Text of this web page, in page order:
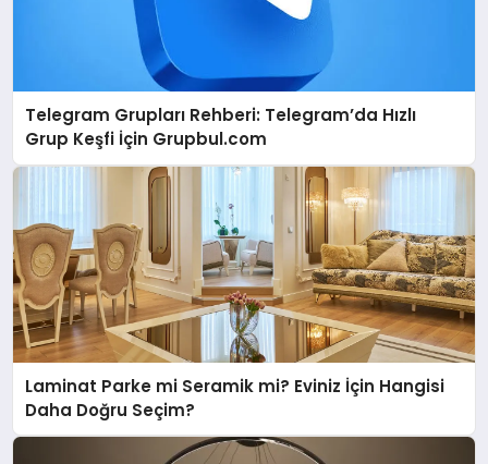
Telegram Grupları Rehberi: Telegram’da Hızlı
Grup Keşfi İçin Grupbul.com
Laminat Parke mi Seramik mi? Eviniz İçin Hangisi
Daha Doğru Seçim?